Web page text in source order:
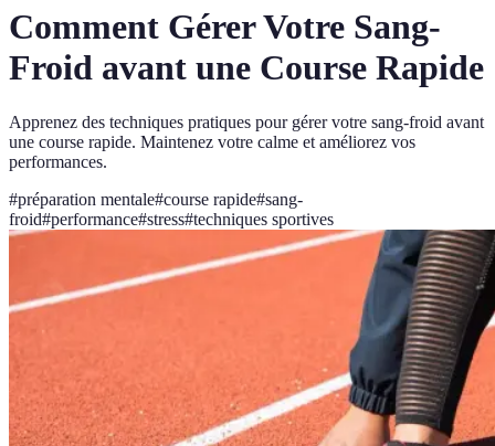
Comment Gérer Votre Sang-
Froid avant une Course Rapide
Apprenez des techniques pratiques pour gérer votre sang-froid avant
une course rapide. Maintenez votre calme et améliorez vos
performances.
#préparation mentale#course rapide#sang-
froid#performance#stress#techniques sportives